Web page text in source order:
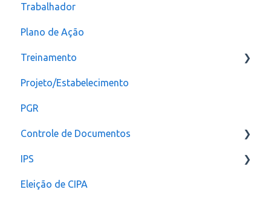
Inspeção Visual
Plano de ação
Checklist
Erros
Criação
CAT
Trabalhador
Plano de Ação
Treinamento
Configuração
Projeto/Estabelecimento
PGR
Controle de Documentos
Notificação
IPS
Configurações
Eleição de CIPA